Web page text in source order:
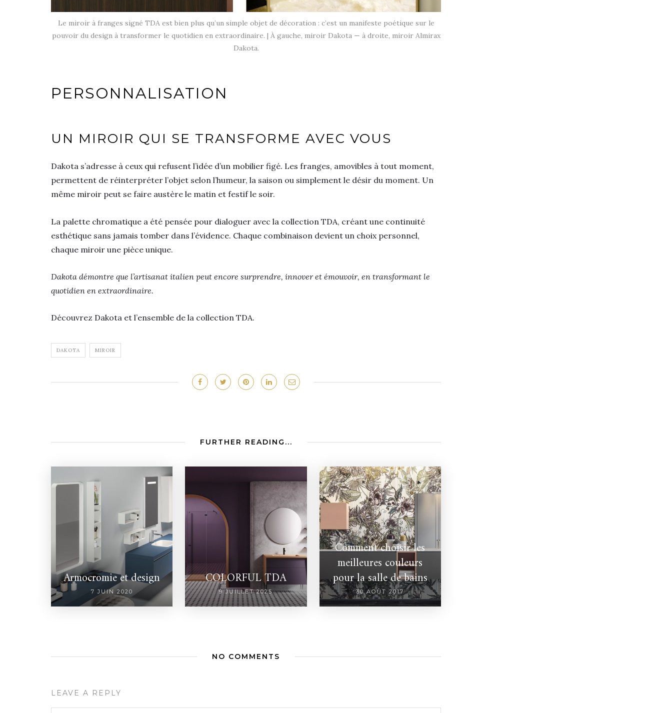
Le miroir à franges signé TDA est bien plus qu’un simple objet de décoration : c’est un manifeste poétique sur le
pouvoir du design à transformer le quotidien en extraordinaire. | À gauche, miroir Dakota — à droite, miroir Almirax
Dakota.
PERSONNALISATION
UN MIROIR QUI SE TRANSFORME AVEC VOUS
Dakota s’adresse à ceux qui refusent l’idée d’un mobilier figé. Les franges, amovibles à tout moment,
permettent de réinterpréter l’objet selon l’humeur, la saison ou simplement le désir du moment. Un
même miroir peut se faire austère le matin et festif le soir.
La palette chromatique a été pensée pour dialoguer avec la collection TDA, créant une continuité
esthétique sans jamais tomber dans l’évidence. Chaque combinaison devient un choix personnel,
chaque miroir une pièce unique.
Dakota démontre que l’artisanat italien peut encore surprendre, innover et émouvoir, en transformant le
quotidien en extraordinaire.
Découvrez Dakota et l’ensemble de la collection TDA.
DAKOTA MIROIR
FURTHER READING...
Armocromie et design
7 JUIN 2020
COLORFUL TDA
9 JUILLET 2025
Comment choisir les
meilleures couleurs
pour la salle de bains
30 AOÛT 2017
NO COMMENTS
LEAVE A REPLY